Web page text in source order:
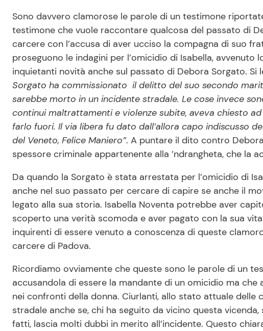
Sono davvero clamorose le parole di un testimone
testimone che vuole raccontare qualcosa del passato di
carcere con l’accusa di aver ucciso la compagna di suo
proseguono le indagini per l’omicidio di Isabella, avvenuto
inquietanti novità anche sul passato di Debora Sorgato. Si
Sorgato ha commissionato il delitto del suo secondo
sarebbe morto in un incidente stradale. Le cose invece
continui maltrattamenti e violenze subite, aveva chiesto
farlo fuori. Il via libera fu dato dall’allora capo indiscusso
del Veneto, Felice Maniero”. A puntare il dito contro
spessore criminale appartenente alla ’ndrangheta, che la
Da quando la Sorgato è stata arrestata per l’omicidio di
anche nel suo passato per cercare di capire se anche il
legato alla sua storia. Isabella Noventa potrebbe aver
scoperto una verità scomoda e aver pagato con la sua
inquirenti di essere venuto a conoscenza di queste
carcere di Padova.
Ricordiamo ovviamente che queste sono le parole di un
accusandola di essere la mandante di un omicidio ma che
nei confronti della donna. Ciurlanti, allo stato attuale
stradale anche se, chi ha seguito da vicino questa
fatti, lascia molti dubbi in merito all’incidente. Questo